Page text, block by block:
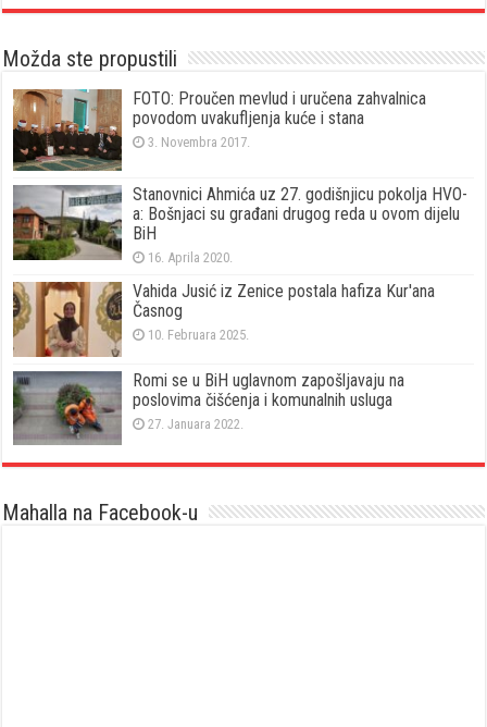
Možda ste propustili
FOTO: Proučen mevlud i uručena zahvalnica
povodom uvakufljenja kuće i stana
3. Novembra 2017.
Stanovnici Ahmića uz 27. godišnjicu pokolja HVO-
a: Bošnjaci su građani drugog reda u ovom dijelu
BiH
16. Aprila 2020.
Vahida Jusić iz Zenice postala hafiza Kur'ana
Časnog
10. Februara 2025.
Romi se u BiH uglavnom zapošljavaju na
poslovima čišćenja i komunalnih usluga
27. Januara 2022.
Mahalla na Facebook-u